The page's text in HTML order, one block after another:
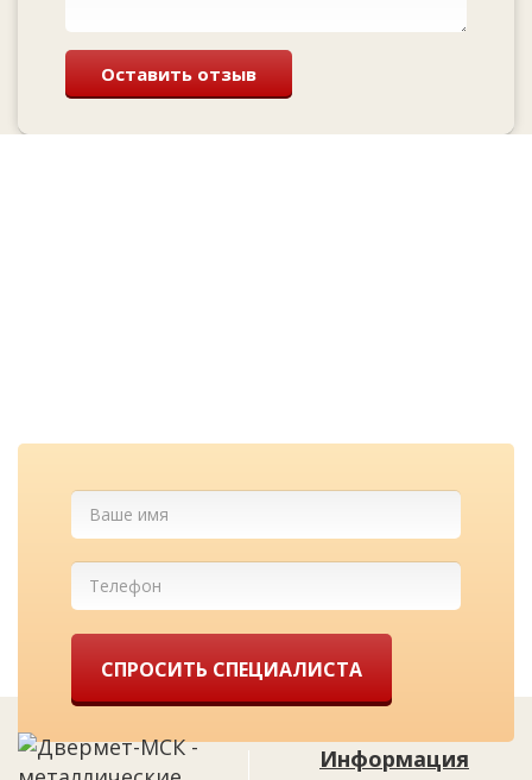
Оставить отзыв
СПРОСИТЬ СПЕЦИАЛИСТА
Информация